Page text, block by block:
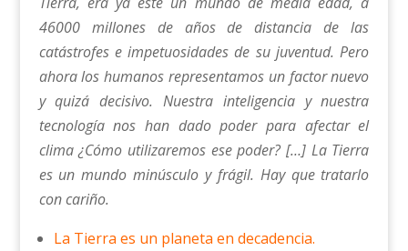
46000 millones de años de distancia de las
catástrofes e impetuosidades de su juventud. Pero
ahora los humanos representamos un factor nuevo
y quizá decisivo. Nuestra inteligencia y nuestra
tecnología nos han dado poder para afectar el
clima ¿Cómo utilizaremos ese poder? […] La Tierra
es un mundo minúsculo y frágil. Hay que tratarlo
con cariño.
La Tierra es un planeta en decadencia.